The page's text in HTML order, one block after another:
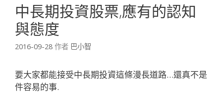
中長期投資股票,應有的認知
與態度
2016-09-28 作者 巴小智
要大家都能接受中長期投資這條漫長道路…還真不是
件容易的事.